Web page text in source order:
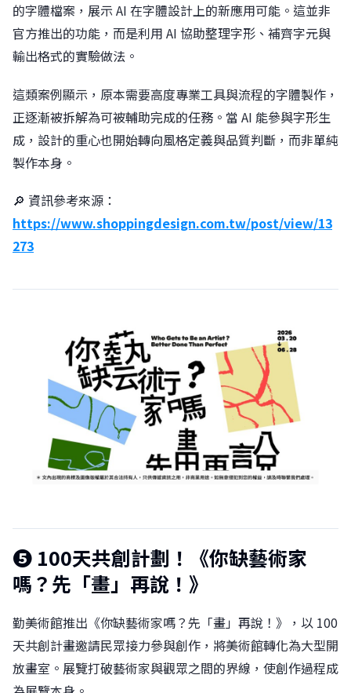
的字體檔案，展示 AI 在字體設計上的新應用可能。這並非
官方推出的功能，而是利用 AI 協助整理字形、補齊字元與
輸出格式的實驗做法。
這類案例顯示，原本需要高度專業工具與流程的字體製作，
正逐漸被拆解為可被輔助完成的任務。當 AI 能參與字形生
成，設計的重心也開始轉向風格定義與品質判斷，而非單純
製作本身。
🔎 資訊參考來源：
https://www.shoppingdesign.com.tw/post/view/13
273
❺ 100天共創計劃！《你缺藝術家
嗎？先「畫」再說！》
勤美術館推出《你缺藝術家嗎？先「畫」再說！》，以 100
天共創計畫邀請民眾接力參與創作，將美術館轉化為大型開
放畫室。展覽打破藝術家與觀眾之間的界線，使創作過程成